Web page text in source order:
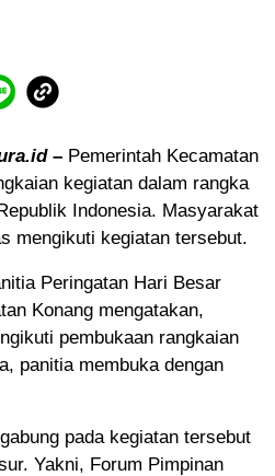
– Pemerintah Kecamatan
kegiatan dalam rangka
Indonesia. Masyarakat
mengikuti kegiatan tersebut.
Peringatan Hari Besar
Konang mengatakan,
pembukaan rangkaian
panitia membuka dengan
pada kegiatan tersebut
Yakni, Forum Pimpinan